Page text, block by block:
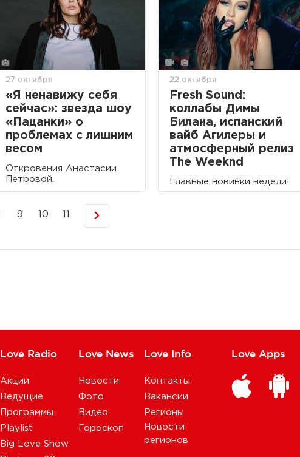
27 октября
«Я ненавижу себя
сейчас»: звезда шоу
«Пацанки» о
проблемах с лишним
весом
Откровения Анастасии
Петровой.
22 октября
Fresh Sound:
коллабы Димы
Билана, испанский
вайб Агилеры и
атмосферный релиз
The Weeknd
Главные новинки недели!
9 10
Love Radio
Акции
Ведущие
Программы
Playlist
Big Love Show
Love News
Новости
Фото
Видео
Гороскоп
Love Info
Контакты
Вакансии
Регионы
Новости
регионов
Love Apps